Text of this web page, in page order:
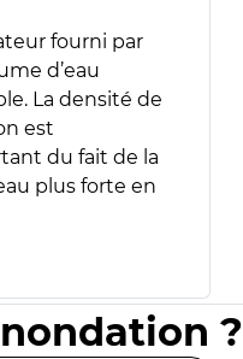
fourni par
d’eau
La densité de
est
du fait de la
plus forte en
?